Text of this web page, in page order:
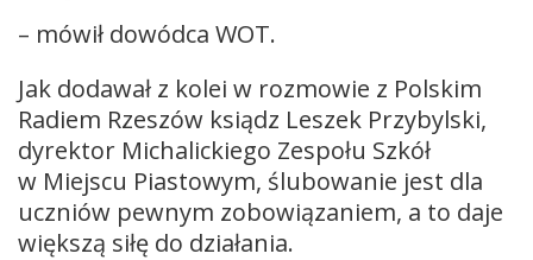
– mówił dowódca WOT.
Jak dodawał z kolei w rozmowie z Polskim
Radiem Rzeszów ksiądz Leszek Przybylski,
dyrektor Michalickiego Zespołu Szkół
w Miejscu Piastowym, ślubowanie jest dla
uczniów pewnym zobowiązaniem, a to daje
większą siłę do działania.